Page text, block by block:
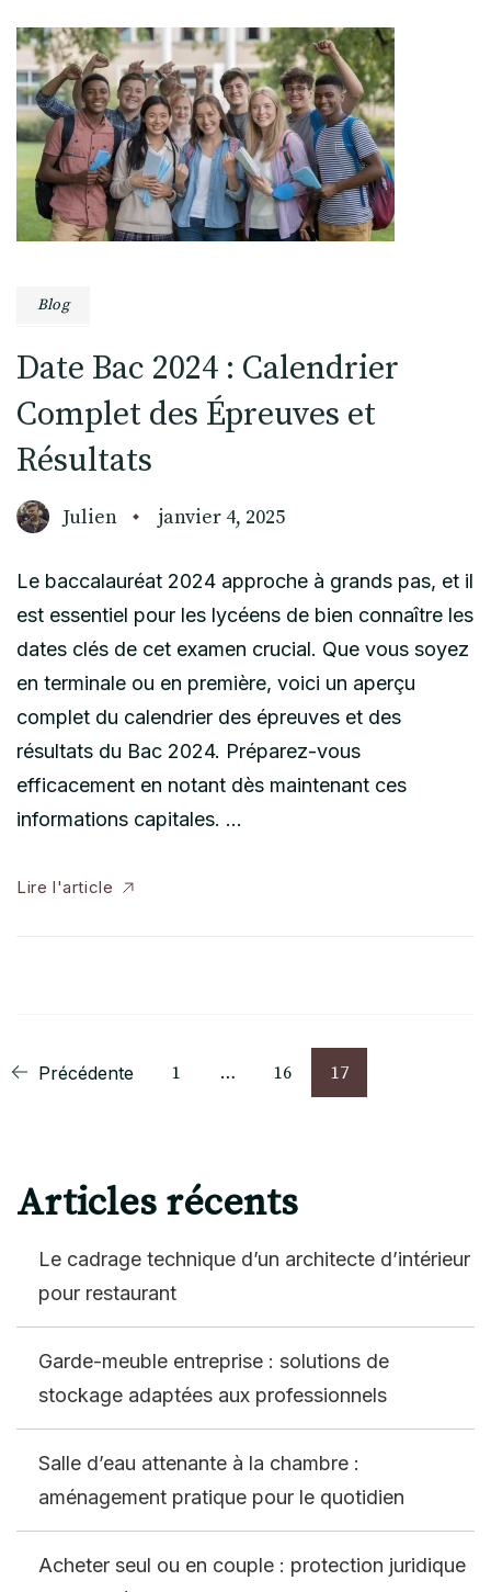
Blog
Date Bac 2024 : Calendrier
Complet des Épreuves et
Résultats
Julien janvier 4, 2025
Le baccalauréat 2024 approche à grands pas, et il
est essentiel pour les lycéens de bien connaître les
dates clés de cet examen crucial. Que vous soyez
en terminale ou en première, voici un aperçu
complet du calendrier des épreuves et des
résultats du Bac 2024. Préparez-vous
efficacement en notant dès maintenant ces
informations capitales. …
Lire l'article
Pagination
Précédente Page
1 … Page
16 Page
17
Articles récents
Le cadrage technique d’un architecte d’intérieur
pour restaurant
Garde-meuble entreprise : solutions de
stockage adaptées aux professionnels
Salle d’eau attenante à la chambre :
aménagement pratique pour le quotidien
Acheter seul ou en couple : protection juridique